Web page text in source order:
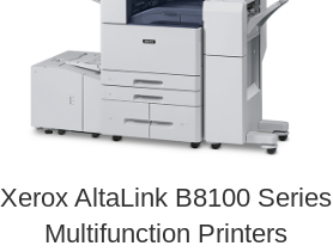
Xerox AltaLink B8100 Series
Multifunction Printers